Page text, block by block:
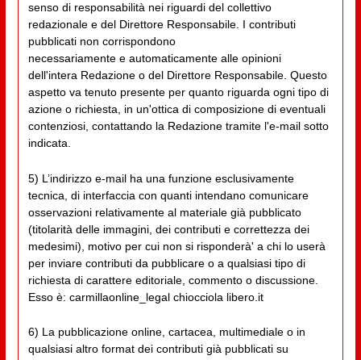
senso di responsabilità nei riguardi del collettivo
redazionale e del Direttore Responsabile. I contributi
pubblicati non corrispondono
necessariamente e automaticamente alle opinioni
dell'intera Redazione o del Direttore Responsabile. Questo
aspetto va tenuto presente per quanto riguarda ogni tipo di
azione o richiesta, in un'ottica di composizione di eventuali
contenziosi, contattando la Redazione tramite l'e-mail sotto
indicata.
5) L’indirizzo e-mail ha una funzione esclusivamente
tecnica, di interfaccia con quanti intendano comunicare
osservazioni relativamente al materiale già pubblicato
(titolarità delle immagini, dei contributi e correttezza dei
medesimi), motivo per cui non si risponderà' a chi lo userà
per inviare contributi da pubblicare o a qualsiasi tipo di
richiesta di carattere editoriale, commento o discussione.
Esso è: carmillaonline_legal chiocciola libero.it
6) La pubblicazione online, cartacea, multimediale o in
qualsiasi altro format dei contributi già pubblicati su